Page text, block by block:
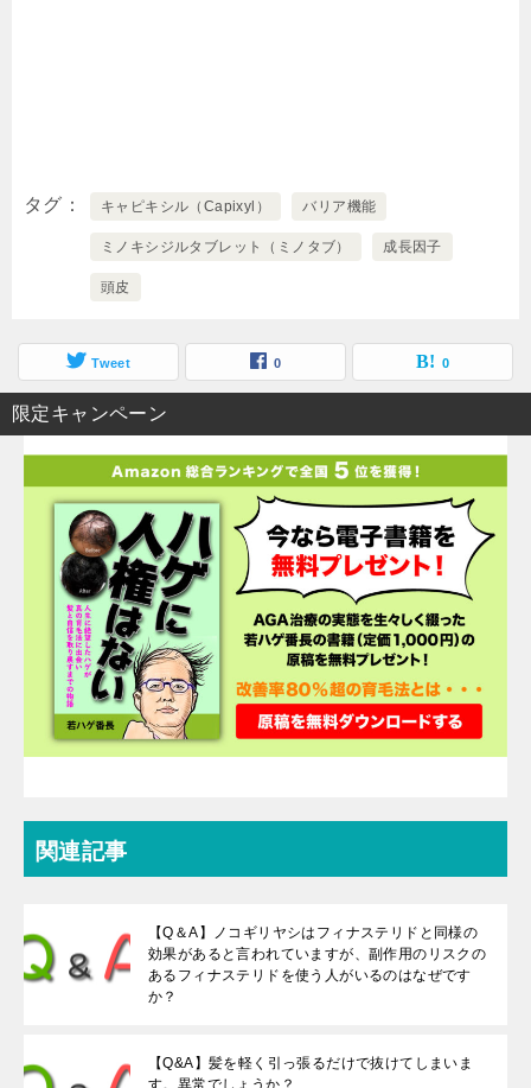
タグ キャピキシル（Capixyl） バリア機能
ミノキシジルタブレット（ミノタブ） 成長因子
頭皮
Tweet 0 0
限定キャンペーン
関連記事
【Q＆A】ノコギリヤシはフィナステリドと同様の
効果があると言われていますが、副作用のリスクの
あるフィナステリドを使う人がいるのはなぜです
か？
【Q&A】髪を軽く引っ張るだけで抜けてしまいま
す。異常でしょうか？